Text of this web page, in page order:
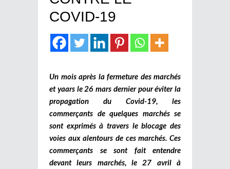
COVID-19
Un mois après la fermeture des marchés
et yaars le 26 mars dernier pour éviter la
propagation du Covid-19, les
commerçants de quelques marchés se
sont exprimés à travers le blocage des
voies aux alentours de ces marchés. Ces
commerçants se sont fait entendre
devant leurs marchés, le 27 avril à